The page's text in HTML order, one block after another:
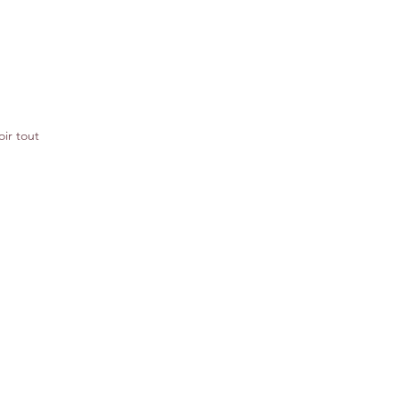
tout